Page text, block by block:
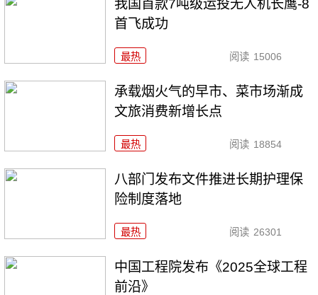
我国首款7吨级运投无人机长鹰-8
首飞成功
最热 阅读 15006
承载烟火气的早市、菜市场渐成
文旅消费新增长点
最热 阅读 18854
八部门发布文件推进长期护理保
险制度落地
最热 阅读 26301
中国工程院发布《2025全球工程
前沿》